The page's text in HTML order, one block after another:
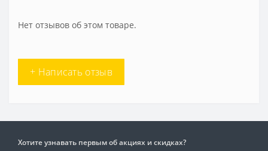
Нет отзывов об этом товаре.
+ Написать отзыв
Хотите узнавать первым об акциях и скидках?